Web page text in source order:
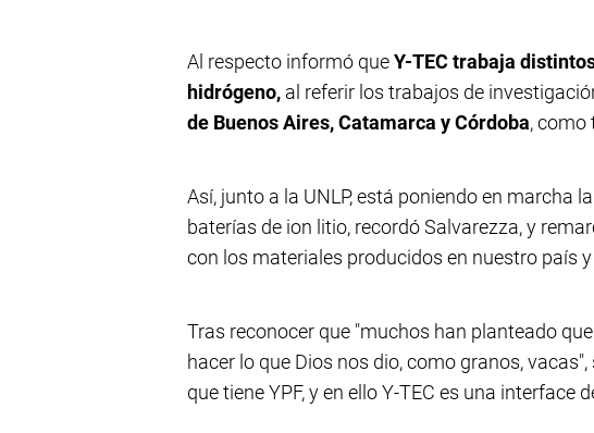
Al respecto informó queY-TEC trabaja
hidrógeno, al referir los trabajos de
de Buenos Aires, Catamarca y Córdoba, como
Así, junto a la UNLP, está poniendo en marcha
baterías de ion litio, recordó Salvarezza, y
con los materiales producidos en nuestro país
Tras reconocer que "muchos han planteado
hacer lo que Dios nos dio, como granos,
que tiene YPF, y en ello Y-TEC es una interface